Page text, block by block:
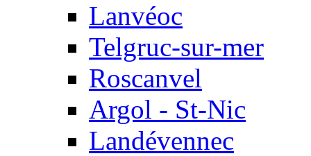
Lanvéoc
Telgruc-sur-mer
Roscanvel
Argol - St-Nic
Landévennec